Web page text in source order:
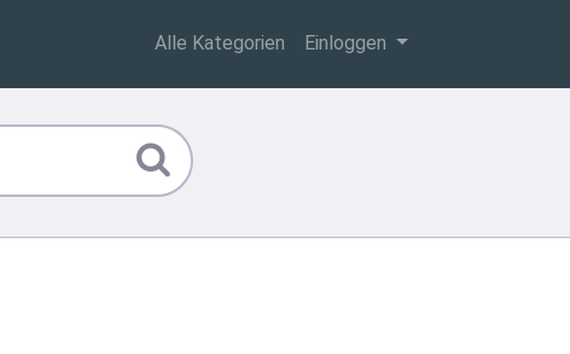
Alle Kategorien Einloggen